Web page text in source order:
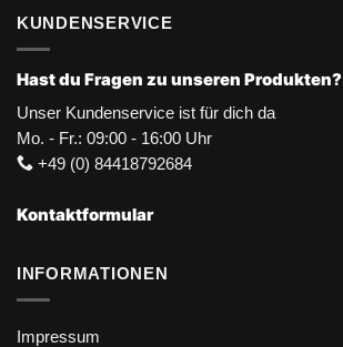
KUNDENSERVICE
Hast du Fragen zu unseren Produkten?
Unser Kundenservice ist für dich da
Mo. - Fr.: 09:00 - 16:00 Uhr
+49 (0) 84418792684
Kontaktformular
INFORMATIONEN
Impressum